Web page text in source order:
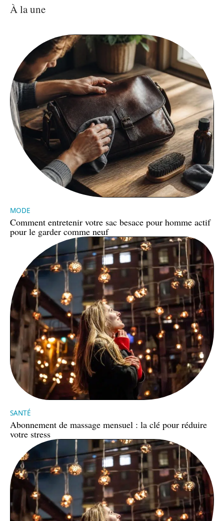
À la une
MODE
Comment entretenir votre sac besace pour homme actif
pour le garder comme neuf
SANTÉ
Abonnement de massage mensuel : la clé pour réduire
votre stress